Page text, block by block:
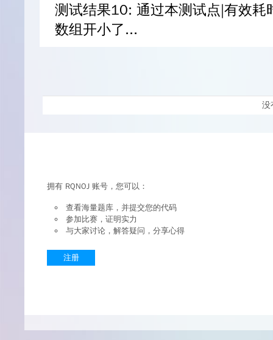
测试结果10: 通过本测试点|有效耗
数组开小了...
没
拥有 RQNOJ 账号，您可以：
查看海量题库，并提交您的代码
参加比赛，证明实力
与大家讨论，解答疑问，分享心得
注册